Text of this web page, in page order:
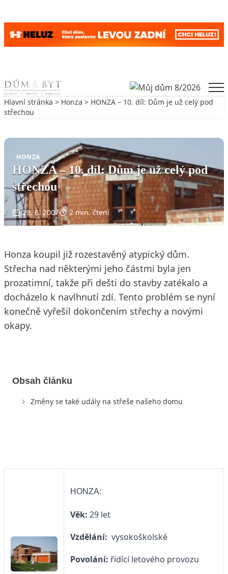
Skip to content
Hlavní stránka > Honza > HONZA – 10. díl: Dům je už celý pod
střechou
HONZA
HONZA – 10. díl: Dům je už celý pod
střechou
23. 6. 2007 2 min. čtení
Honza koupil již rozestavěný atypický dům.
Střecha nad některými jeho částmi byla jen
prozatimní, takže při dešti do stavby zatékalo a
docházelo k navlhnutí zdí. Tento problém se nyní
konečně vyřešil dokončením střechy a novými
okapy.
Obsah článku
Změny se také udály na střeše našeho domu
HONZA:
Věk: 29 let
Vzdělání: vysokoškolské
Povolání: řídící letového provozu